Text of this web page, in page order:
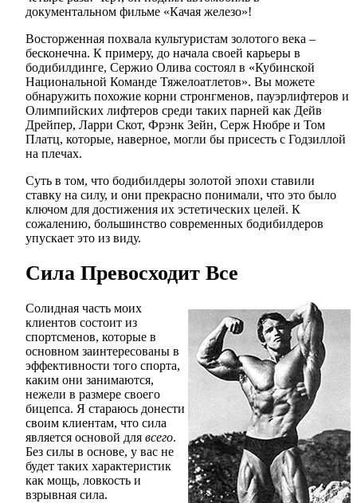
документальном фильме «Качая железо»!
Восторженная похвала культуристам золотого века –
бесконечна. К примеру, до начала своей карьеры в
бодибилдинге, Сержио Олива состоял в «Кубинской
Национальной Команде Тяжелоатлетов». Вы можете
обнаружить похожие корни стронгменов, пауэрлифтеров и
Олимпийских лифтеров среди таких парней как Дейв
Дрейпер, Ларри Скот, Фрэнк Зейн, Серж Нюбре и Том
Платц, которые, наверное, могли бы присесть с Годзиллой
на плечах.
Суть в том, что бодибилдеры золотой эпохи ставили
ставку на силу, и они прекрасно понимали, что это было
ключом для достижения их эстетических целей. К
сожалению, большинство современных бодибилдеров
упускает это из виду.
Сила Превосходит Все
Солидная часть моих
клиентов состоит из
спортсменов, которые в
основном заинтересованы в
эффективности того спорта,
каким они занимаются,
нежели в размере своего
бицепса. Я стараюсь донести
своим клиентам, что сила
является основой для всего.
Без силы в основе, у вас не
будет таких характеристик
как мощь, ловкость и
взрывная сила.